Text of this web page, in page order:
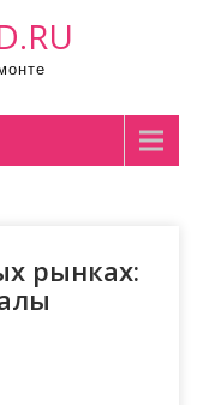
рынках: